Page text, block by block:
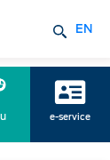
EN
e-service